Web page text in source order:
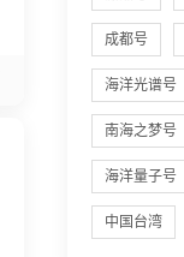
成都号
海洋光谱号
南海之梦号
海洋量子号
中国台湾